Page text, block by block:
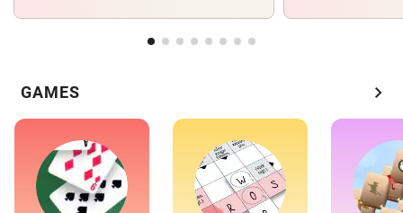
GAMES chevron_right